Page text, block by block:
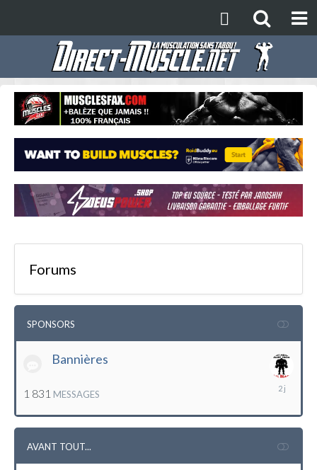
Forums
SPONSORS
Bannières
1 831 MESSAGES
lundi
AVANT TOUT...